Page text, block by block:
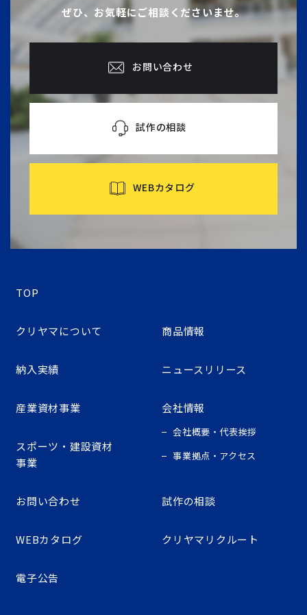
ぜひ、お気軽にご相談くださいませ。
お問い合わせ
試作の相談
WEBカタログ
TOP
クリヤマについて 商品情報
納入実績 ニュースリリース
産業資材事業
スポーツ・建設資材
事業
会社情報
会社概要・代表挨拶
事業拠点・アクセス
お問い合わせ 試作の相談
WEBカタログ クリヤマリクルート
電子公告